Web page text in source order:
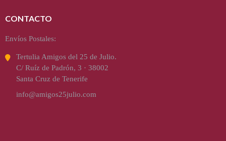
CONTACTO
Envíos Postales:
Tertulia Amigos del 25 de Julio.
C/ Ruíz de Padrón, 3 · 38002
Santa Cruz de Tenerife
info@amigos25julio.com